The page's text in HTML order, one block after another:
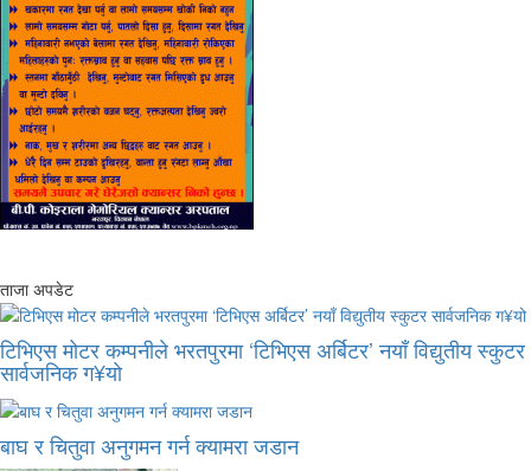
ताजा अपडेट
टिभिएस मोटर कम्पनीले भरतपुरमा ‘टिभिएस अर्बिटर’ नयाँ विद्युतीय स्कुटर
सार्वजनिक ग¥यो
बाघ र चितुवा अनुगमन गर्न क्यामरा जडान